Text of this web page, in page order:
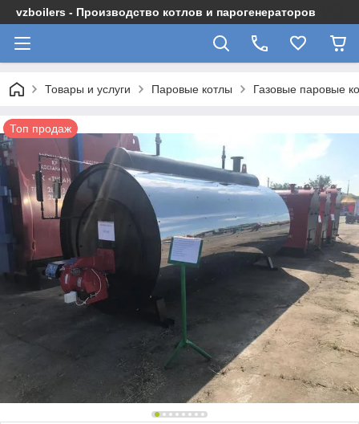
vzboilers - Производство котлов и парогенераторов
Товары и услуги Паровые котлы Газовые паровые
Топ продаж